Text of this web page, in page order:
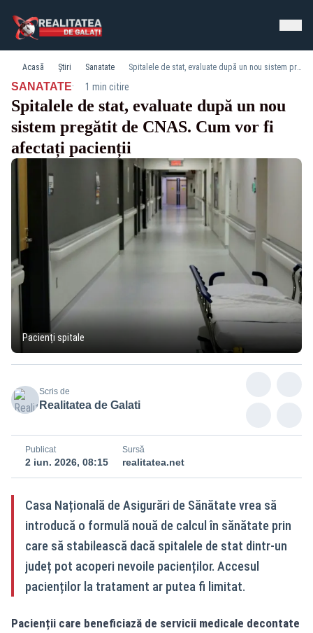
Acasă Știri Sanatate Spitalele de stat, evaluate după un nou sistem pregătit de CNAS. Cum vor fi afectați pacienții
SANATATE· 1 min citire
Spitalele de stat, evaluate după un nou
sistem pregătit de CNAS. Cum vor fi
afectați pacienții
Pacienți spitale
Scris de
Realitatea de Galati
Publicat
2 iun. 2026, 08:15
Sursă
realitatea.net
Casa Națională de Asigurări de Sănătate vrea să
introducă o formulă nouă de calcul în sănătate prin
care să stabilească dacă spitalele de stat dintr-un
județ pot acoperi nevoile pacienților. Accesul
pacienților la tratament ar putea fi limitat.
Pacienții care beneficiază de servicii medicale decontate